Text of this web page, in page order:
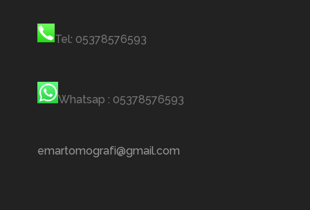
Tel: 05378576593
Whatsap : 05378576593
emartomografi@gmail.com